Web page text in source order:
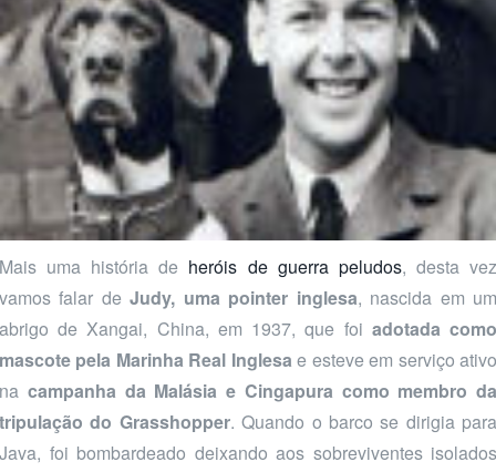
Mais uma história de heróis de guerra peludos, desta
vamos falar deJudy, uma pointer inglesa, nascida em
abrigo de Xangai, China, em 1937, que foi adotada
mascote pela Marinha Real Inglesa e esteve em serviço
na campanha da Malásia e Cingapura como membro da
tripulação do Grasshopper. Quando o barco se dirigia para
Java, foi bombardeado deixando aos sobreviventes isolados